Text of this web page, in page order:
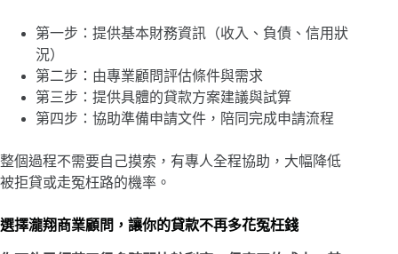
第一步：提供基本財務資訊（收入、負債、信用狀
況）
第二步：由專業顧問評估條件與需求
第三步：提供具體的貸款方案建議與試算
第四步：協助準備申請文件，陪同完成申請流程
整個過程不需要自己摸索，有專人全程協助，大幅降低
被拒貸或走冤枉路的機率。
選擇瀧翔商業顧問，讓你的貸款不再多花冤枉錢